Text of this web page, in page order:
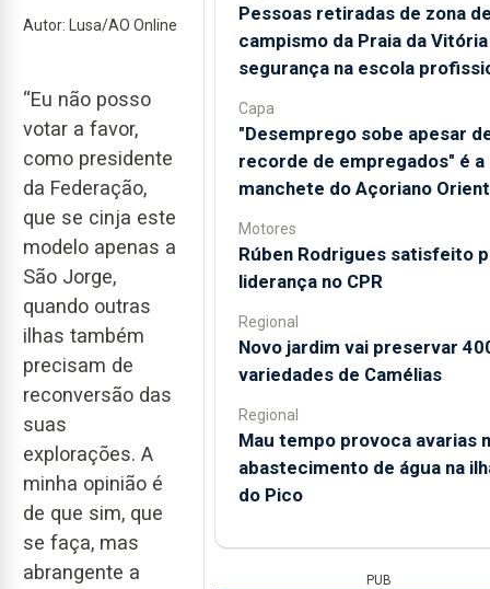
Autor: Lusa/AO Online
“Eu não posso
votar a favor,
como presidente
da Federação,
que se cinja este
modelo apenas a
São Jorge,
quando outras
ilhas também
precisam de
reconversão das
suas
explorações. A
minha opinião é
de que sim, que
se faça, mas
abrangente a
Pessoas retiradas de zona
campismo da Praia da
segurança na escola
Capa
"Desemprego sobe apesar
recorde de empregados" é a
manchete do Açoriano
Motores
Rúben Rodrigues satisfeito
liderança no CPR
Regional
Novo jardim vai preservar
variedades de Camélias
Regional
Mau tempo provoca avarias
abastecimento de água na
do Pico
PUB